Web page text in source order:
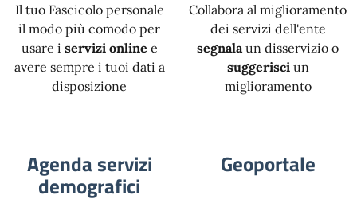
Il tuo Fascicolo personale
il modo più comodo per
usare i servizi online e
avere sempre i tuoi dati a
disposizione
Collabora al miglioramento
dei servizi dell'ente
segnala un disservizio o
suggerisciun
miglioramento
Agenda servizi
demografici
Geoportale